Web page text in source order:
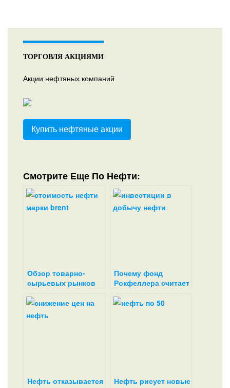
ТОРГОВЛЯ АКЦИЯМИ
Акции нефтяных компаний
Купить нефтяные акции
Смотрите Еще По Нефти:
Обзор товарно-
сырьевых рынков
Почему фонд
Рокфеллера считает
бесперспективной
Нефть отказывается
Нефть рисует новые